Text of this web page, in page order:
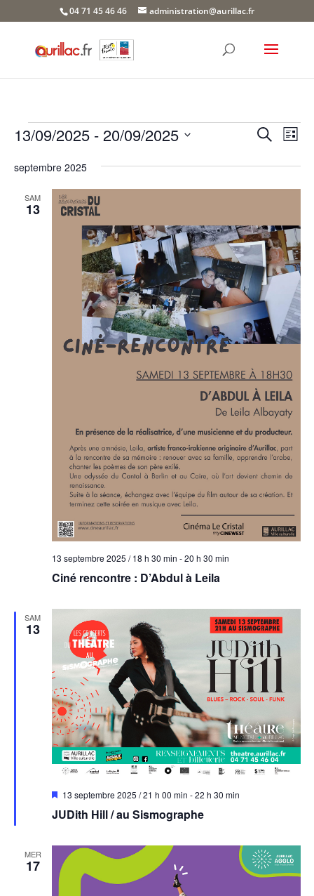
04 71 45 46 46 administration@aurillac.fr
Évènements
de
Recherche
de
Liste
13/09/2025 - 20/09/2025
une
septembre 2025
SAM
13
Ciné rencontre : D’Abdul à Leila
13 septembre 2025 / 18 h 30 min -20 h 30 min
SAM
13
JUDith Hill / au Sismographe
Mis
avant
13 septembre 2025 / 21 h 00 min -22 h 30 min
MER
17